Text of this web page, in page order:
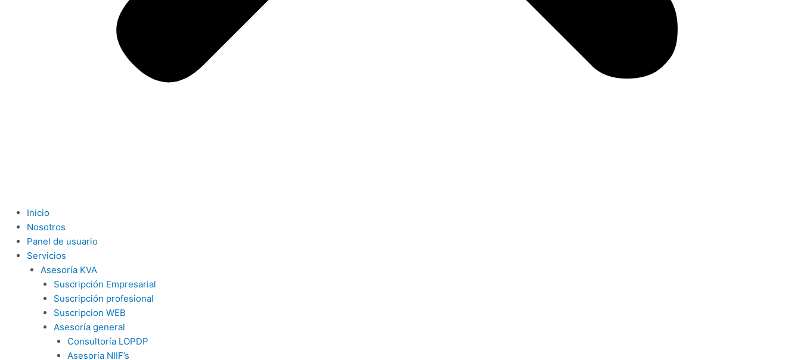
Inicio
Nosotros
Panel de usuario
Servicios
Asesoría KVA
Suscripción Empresarial
Suscripción profesional
Suscripcion WEB
Asesoría general
Consultoría LOPDP
Asesoría NIIF’s